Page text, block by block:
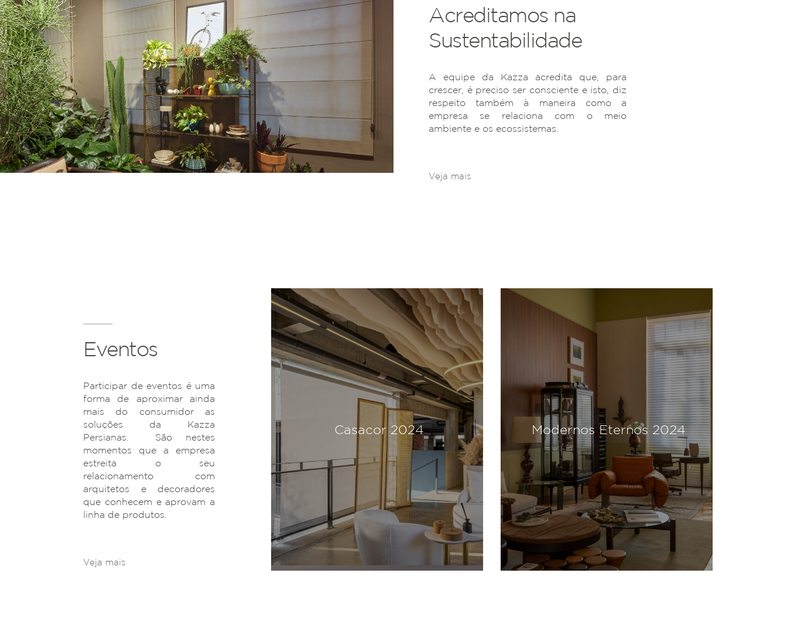
Acreditamos na
Sustentabilidade
A equipe da Kazza acredita que, para
crescer, é preciso ser consciente e isto, diz
respeito também à maneira como a
empresa se relaciona com o meio
ambiente e os ecossistemas.
Veja mais
Eventos
Participar de eventos é uma
forma de aproximar ainda
mais do consumidor as
soluções da Kazza
Persianas. São nestes
momentos que a empresa
estreita o seu
relacionamento com
arquitetos e decoradores
que conhecem e aprovam a
linha de produtos.
Veja mais
Casacor 2024 Modernos Eternos 2024